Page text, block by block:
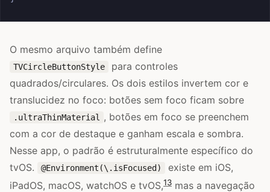
O mesmo arquivo também define
TVCircleButtonStyle
para controles
quadrados/circulares. Os dois estilos invertem cor e
translucidez no foco: botões sem foco ficam sobre
.ultraThinMaterial
, botões em foco se preenchem
com a cor de destaque e ganham escala e sombra.
Nesse app, o padrão é estruturalmente específico do
tvOS.
@Environment(\.isFocused)
existe em iOS,
iPadOS, macOS, watchOS e tvOS,13 mas a navegação